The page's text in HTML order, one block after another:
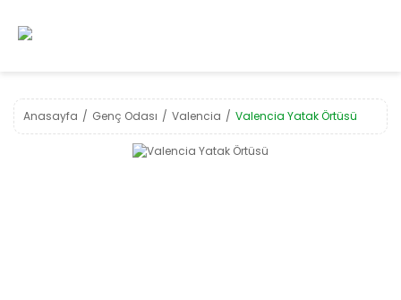
Anasayfa Genç Odası Valencia Valencia Yatak Örtüsü